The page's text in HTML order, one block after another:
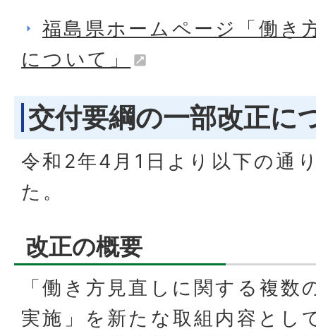
福島県ホームページ「働き
について」
交付要綱の一部改正に
令和2年4月1日より以下の通
た。
改正の概要
「働き方見直しに関する複数
実施」を新たな取組内容とし